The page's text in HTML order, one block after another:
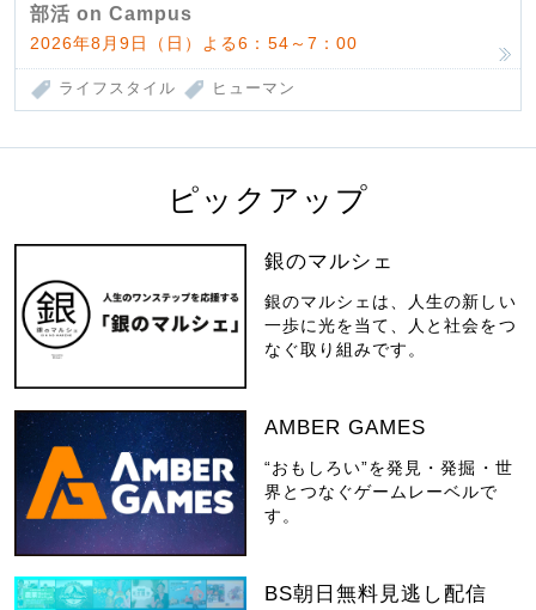
部活 on Campus
2026年8月9日（日）よる6：54～7：00
ライフスタイル ヒューマン
ピックアップ
銀のマルシェ
銀のマルシェは、人生の新しい
一歩に光を当て、人と社会をつ
なぐ取り組みです。
AMBER GAMES
“おもしろい”を発見・発掘・世
界とつなぐゲームレーベルで
す。
BS朝日無料見逃し配信